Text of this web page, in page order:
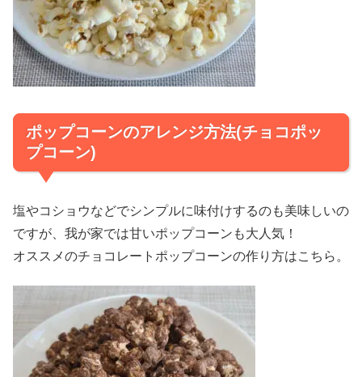
ポップコーンのアレンジ方法(チョコポッ
プコーン)
塩やコショウなどでシンプルに味付けするのも美味しいの
ですが、我が家では甘いポップコーンも大人気！
オススメのチョコレートポップコーンの作り方はこちら。